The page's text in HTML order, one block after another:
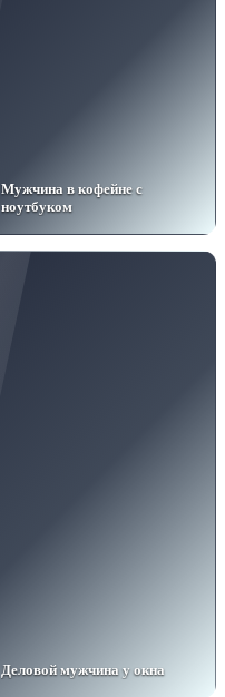
Мужчина в кофейне с
ноутбуком
Деловой мужчина у окна